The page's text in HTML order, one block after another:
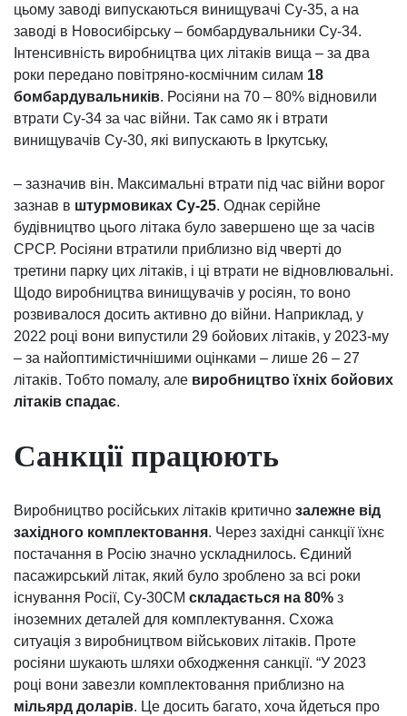
цьому заводі випускаються винищувачі Су-35, а на
заводі в Новосибірську – бомбардувальники Су-34.
Інтенсивність виробництва цих літаків вища – за два
роки передано повітряно-космічним силам 18
бомбардувальників. Росіяни на 70 – 80% відновили
втрати Су-34 за час війни. Так само як і втрати
винищувачів Су-30, які випускають в Іркутську,
– зазначив він. Максимальні втрати під час війни ворог
зазнав в штурмовиках Су-25. Однак серійне
будівництво цього літака було завершено ще за часів
СРСР. Росіяни втратили приблизно від чверті до
третини парку цих літаків, і ці втрати не відновлювальні.
Щодо виробництва винищувачів у росіян, то воно
розвивалося досить активно до війни. Наприклад, у
2022 році вони випустили 29 бойових літаків, у 2023-му
– за найоптимістичнішими оцінками – лише 26 – 27
літаків. Тобто помалу, але виробництво їхніх бойових
літаків спадає.
Санкції працюють
Виробництво російських літаків критично залежне від
західного комплектовання. Через західні санкції їхнє
постачання в Росію значно ускладнилось. Єдиний
пасажирський літак, який було зроблено за всі роки
існування Росії, Су-30СМ складається на 80% з
іноземних деталей для комплектування. Схожа
ситуація з виробництвом військових літаків. Проте
росіяни шукають шляхи обходження санкції. “У 2023
році вони завезли комплектовання приблизно на
мільярд доларів. Це досить багато, хоча йдеться про